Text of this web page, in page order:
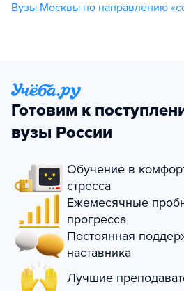
Вузы Москвы по направлению
Готовим к
вузы России
Обучение в
стресса
Ежемесячные
прогресса
Постоянная
наставника
Лучшие